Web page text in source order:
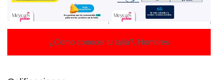
¿Como conocer tu talla?, Hombres